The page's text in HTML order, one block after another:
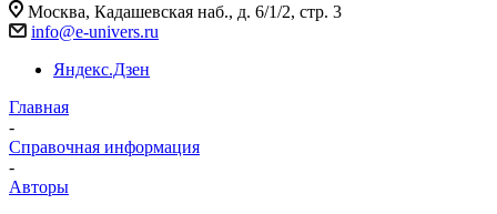
Москва, Кадашевская наб., д. 6/1/2, стр. 3
info@e-univers.ru
Яндекс.Дзен
Главная
-
Справочная информация
-
Авторы